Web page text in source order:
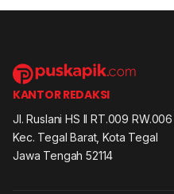
KANTOR REDAKSI
Jl. Ruslani HS II RT.009
Kec. Tegal Barat, Kota Tegal
Jawa Tengah 52114